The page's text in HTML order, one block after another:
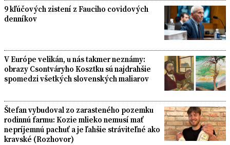
9 kľúčových zistení z Fauciho covidových
denníkov
V Európe velikán, u nás takmer neznámy:
obrazy Csontváryho Kosztku sú najdrahšie
spomedzi všetkých slovenských maliarov
Štefan vybudoval zo zarasteného pozemku
rodinnú farmu: Kozie mlieko nemusí mať
nepríjemnú pachuť a je ľahšie stráviteľné ako
kravské (Rozhovor)